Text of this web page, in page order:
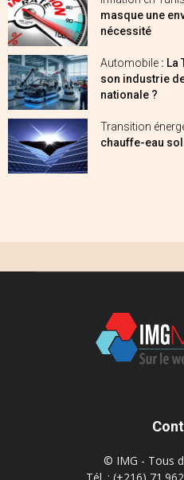
masque une
nécessité
Automobile : La
son industrie
nationale ?
Transition
chauffe-eau
© IMG - Tous